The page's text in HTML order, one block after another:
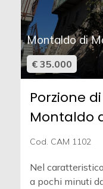
Montaldo di
€ 35.000
Porzione
Montaldo
Cod. CAM 1102
Nel
a pochi minuti